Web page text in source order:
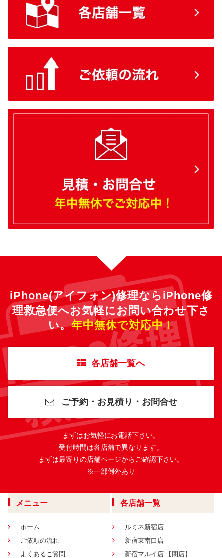
iPhone(アイフォン)修理ならiPhone修
理救急便へお気軽にお問い合わせ下さ
い。年中無休で対応中！
各店舗一覧へ
ご予約・お見積り・お問合せ
まずはお気軽にお電話下さい。
受付時間は各店舗で異なります。
まずは最寄りの店舗ページからご確認下さい。
※一部例外あり
メニュー
ホーム
ご依頼の流れ
よくあるご質問
各店舗一覧
ルミネ新宿店
新宿東南口店
新宿マルイ店 【閉店】